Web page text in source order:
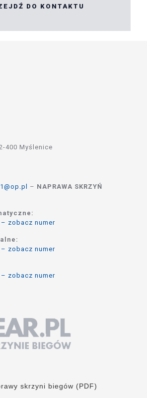
DO KONTAKTU
400 Myślenice
– NAPRAWA SKRZYŃ
– zobacz numer
– zobacz numer
– zobacz numer
skrzyni biegów (PDF)